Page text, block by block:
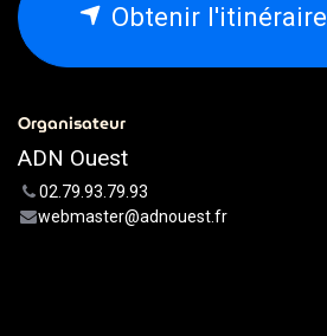
Obtenir l'itinéraire
Organisateur
ADN Ouest
02.79.93.79.93
webmaster@adnouest.fr